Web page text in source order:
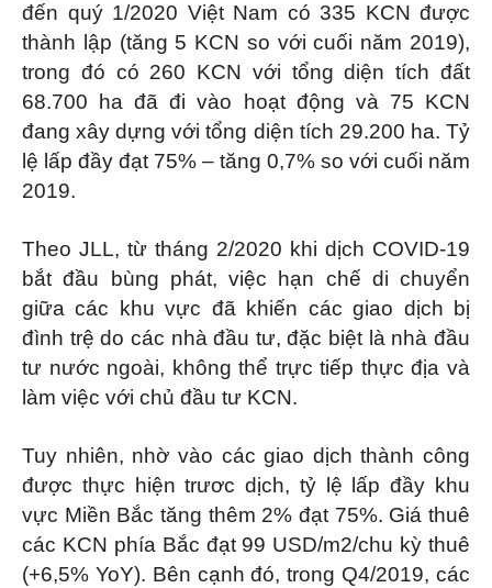
đến quý 1/2020 Việt Nam có 335 KCN được
thành lập (tăng 5 KCN so với cuối năm 2019),
trong đó có 260 KCN với tổng diện tích đất
68.700 ha đã đi vào hoạt động và 75 KCN
đang xây dựng với tổng diện tích 29.200 ha. Tỷ
lệ lấp đầy đạt 75% – tăng 0,7% so với cuối năm
2019.
Theo JLL, từ tháng 2/2020 khi dịch COVID-19
bắt đầu bùng phát, việc hạn chế di chuyển
giữa các khu vực đã khiến các giao dịch bị
đình trệ do các nhà đầu tư, đặc biệt là nhà đầu
tư nước ngoài, không thể trực tiếp thực địa và
làm việc với chủ đầu tư KCN.
Tuy nhiên, nhờ vào các giao dịch thành công
được thực hiện trươc dịch, tỷ lệ lấp đầy khu
vực Miền Bắc tăng thêm 2% đạt 75%. Giá thuê
các KCN phía Bắc đạt 99 USD/m2/chu kỳ thuê
(+6,5% YoY). Bên cạnh đó, trong Q4/2019, các